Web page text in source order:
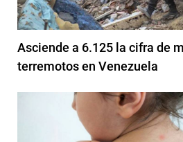
Asciende a 6.125 la cifra de
terremotos en Venezuela